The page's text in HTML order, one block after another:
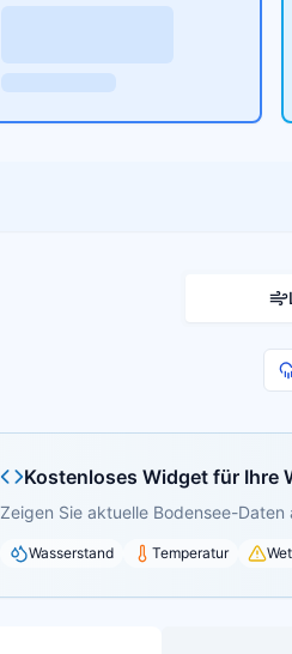
Kostenloses Widget für Ihre
Zeigen Sie aktuelle Bodensee-
Wasserstand Temperatur